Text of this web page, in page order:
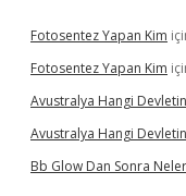
Fotosentez Yapan Kim
Fotosentez Yapan Kim
Avustralya Hangi
Avustralya Hangi
Bb Glow Dan Sonra